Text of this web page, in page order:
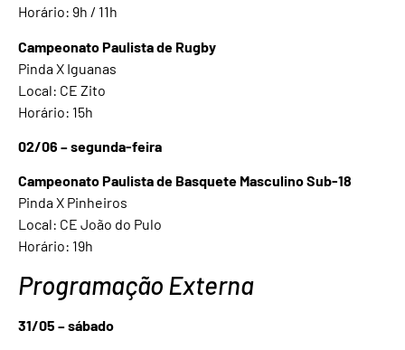
Horário: 9h / 11h
Campeonato Paulista de Rugby
Pinda X Iguanas
Local: CE Zito
Horário: 15h
02/06 – segunda-feira
Campeonato Paulista de Basquete Masculino Sub-18
Pinda X Pinheiros
Local: CE João do Pulo
Horário: 19h
Programação Externa
31/05 – sábado